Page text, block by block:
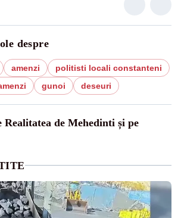
despre
amenzi
politisti locali constanteni
gunoi deseuri
de Mehedinti și pe